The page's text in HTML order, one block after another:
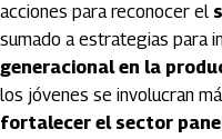
acciones para reconocer el
sumado a estrategias para
generacional en la
los jóvenes se involucran
fortalecer el sector